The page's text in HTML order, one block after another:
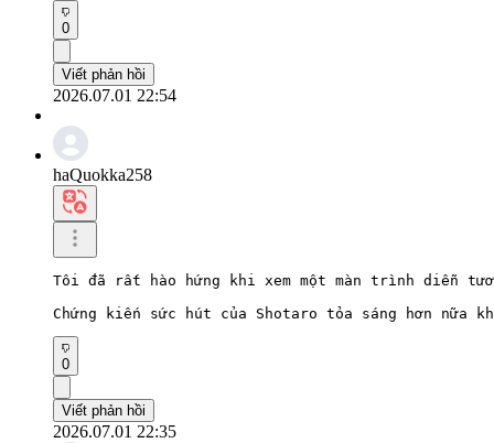
0
Viết phản hồi
2026.07.01 22:54
haQuokka258
Tôi đã rất hào hứng khi xem một màn trình diễn
Chứng kiến ​​sức hút của Shotaro tỏa sáng hơn nữa
0
Viết phản hồi
2026.07.01 22:35